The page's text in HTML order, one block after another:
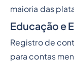
maioria das
Educação e
Registro de
para contas